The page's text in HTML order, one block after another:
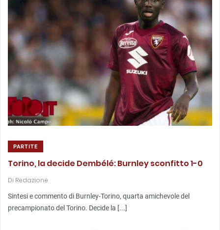
PARTITE
Torino, la decide Dembélé: Burnley sconfitto 1-0
Di Redazione
Sintesi e commento di Burnley-Torino, quarta amichevole del
precampionato del Torino. Decide la [...]